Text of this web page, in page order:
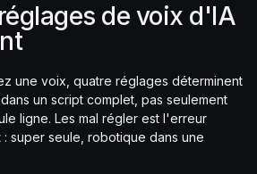
de voix d'IA
une voix, quatre réglages déterminent
un script complet, pas seulement
ligne. Les mal régler est l'erreur
super seule, robotique dans une